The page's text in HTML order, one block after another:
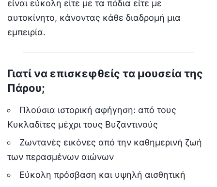
είναι εύκολη είτε με τα πόδια είτε με
αυτοκίνητο, κάνοντας κάθε διαδρομή μια
εμπειρία.
Γιατί να επισκεφθείς τα μουσεία της
Πάρου;
Πλούσια ιστορική αφήγηση: από τους
Κυκλαδίτες μέχρι τους Βυζαντινούς
Ζωντανές εικόνες από την καθημερινή ζωή
των περασμένων αιώνων
Εύκολη πρόσβαση και υψηλή αισθητική